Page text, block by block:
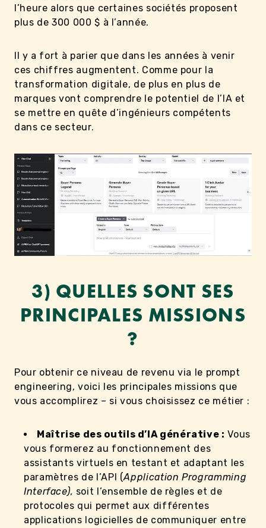
l’heure alors que certaines sociétés proposent
plus de 300 000 $ à l’année.
Il y a fort à parier que dans les années à venir
ces chiffres augmentent. Comme pour la
transformation digitale, de plus en plus de
marques vont comprendre le potentiel de l’IA et
se mettre en quête d’ingénieurs compétents
dans ce secteur.
3) QUELLES SONT SES
PRINCIPALES MISSIONS
?
Pour obtenir ce niveau de revenu via le prompt
engineering, voici les principales missions que
vous accomplirez – si vous choisissez ce métier :
Maîtrise des outils d’IA générative : Vous
vous formerez au fonctionnement des
assistants virtuels en testant et adaptant les
paramètres de l’API (Application Programming
Interface), soit l’ensemble de règles et de
protocoles qui permet aux différentes
applications logicielles de communiquer entre